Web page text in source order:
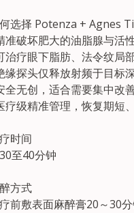
选择 Potenza + Agnes
准破坏肥大的油脂腺与活
治疗眼下脂肪、法令纹局
缘探头仅释放射频于目标
全无创，适合需要集中改
疗级精准管理，恢复期短
时间
至40分钟
方式
前敷表面麻醉膏20～30